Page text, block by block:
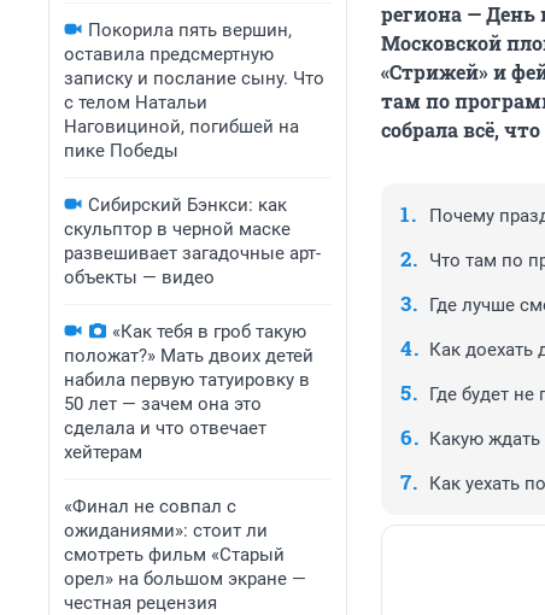
Покорила пять вершин,
оставила предсмертную
записку и послание сыну. Что
с телом Натальи
Наговициной, погибшей на
пике Победы
Сибирский Бэнкси: как
скульптор в черной маске
развешивает загадочные арт-
объекты — видео
«Как тебя в гроб такую
положат?» Мать двоих детей
набила первую татуировку в
50 лет — зачем она это
сделала и что отвечает
хейтерам
«Финал не совпал с
ожиданиями»: стоит ли
смотреть фильм «Старый
орел» на большом экране —
честная рецензия
региона — День
Московской
«Стрижей» и
там по
собрала всё,
Почему
Что там по
Где лучше
Как
Где будет не
Какую ждать
Как уехать